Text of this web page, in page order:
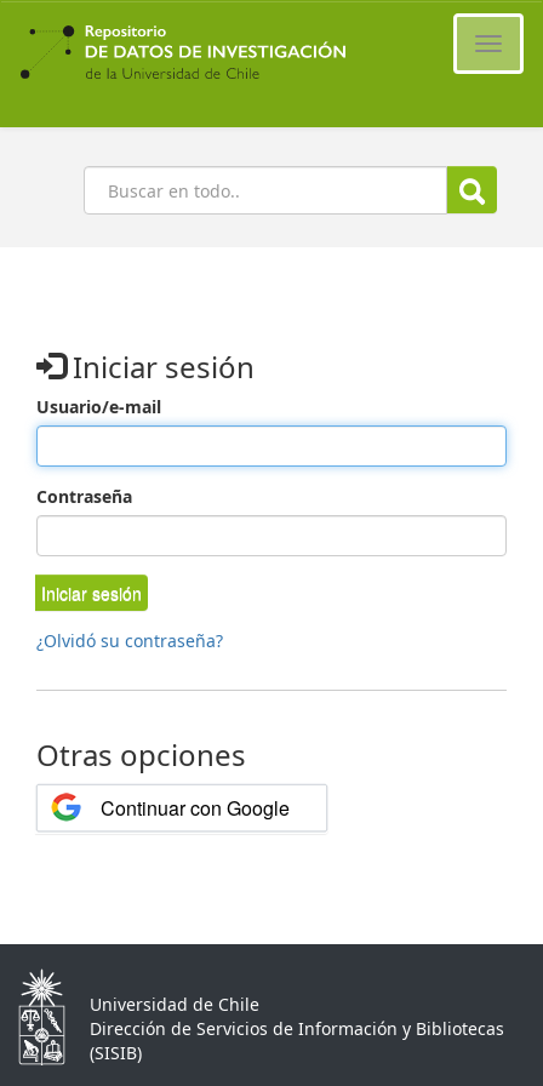
Ir
contenido
principal
Buscar
Iniciar sesión
Usuario/e-mail
Contraseña
Iniciar sesión
¿Olvidó su contraseña?
Otras opciones
Continuar con Google
Universidad de Chile
Dirección de Servicios de Información y Bibliotecas
(SISIB)